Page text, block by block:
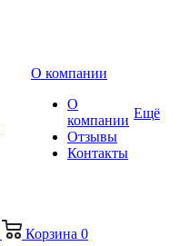
О компании
О
компании
Отзывы
Контакты
Ещё
Корзина 0